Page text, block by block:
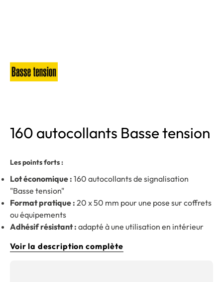
160 autocollants Basse tension
Les points forts :
Lot économique : 160 autocollants de signalisation
"Basse tension"
Format pratique : 20 x 50 mm pour une pose sur coffrets
ou équipements
Adhésif résistant : adapté à une utilisation en intérieur
Voir la description complète